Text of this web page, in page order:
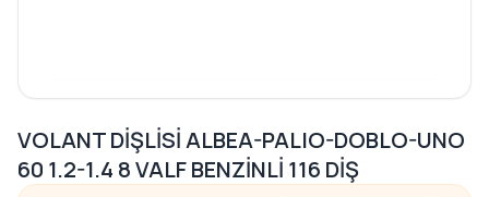
VOLANT DİŞLİSİ ALBEA-PALIO-DOBLO-UNO
60 1.2-1.4 8 VALF BENZİNLİ 116 DİŞ